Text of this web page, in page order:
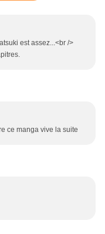
est assez...<br />
ce manga vive la suite